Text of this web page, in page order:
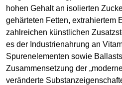
hohen Gehalt an isolierten
gehärteten Fetten, extrahiertem
zahlreichen künstlichen
es der Industrienahrung an
Spurenelementen sowie
Zusammensetzung der
veränderte